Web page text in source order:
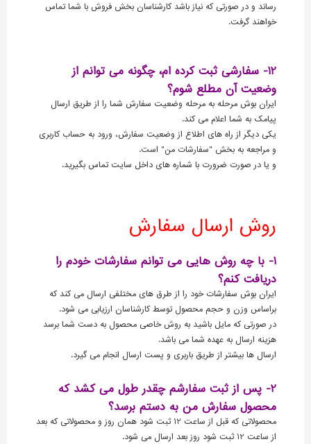
رساند و در صورتی که نیاز باشد کارشناسان بخش فروش با شما تماس
خواهند گرفت.
12- سفارشی ثبت کرده ام، چگونه می توانم از
وضعیت آن مطلع شوم؟
ایران بوش مرحله به مرحله وضعیت سفارش شما را از طریق ارسال
پیامک به شما اعلام می کند.
یکی دیگر از راه های اطلاع از وضعیت سفارش، ورود به حساب کاربری
و مراجعه به بخش "سفارشات من" است.
و یا در صورت ضرورت با شماره های داخل سایت تماس بگیرید.
روش ارسال سفارش
1- با چه روش هایی می توانم سفارشات خودم را
دریافت کنم؟
ایران بوش سفارشات خود را از طرق های مختلفی ارسال می کند که
براساس وزن و حجم محصول توسط کارشناسان ارزیابی می شود.
در صورتی که مایل باشید به روش خاصی محصول به دست شما برسد
هزینه ارسال به عهده شما می باشد.
ارسال ها بیشتر از طریق باربری و پست ارسال انجام می گیرد.
2- پس از ثبت سفارشم چقدر طول می کشد که
محصول سفارش من به دستم برسد؟
محصولاتی که قبل از ساعت 12 ثبت شود همان روز و محصولاتی که بعد
از ساعت 12 ثبت شود روز بعد ارسال می شود.